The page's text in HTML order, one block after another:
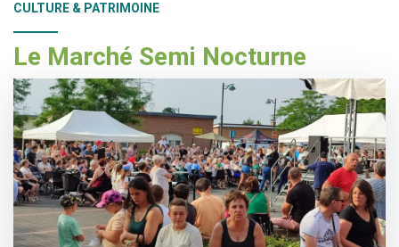
CULTURE & PATRIMOINE
Le Marché Semi Nocturne